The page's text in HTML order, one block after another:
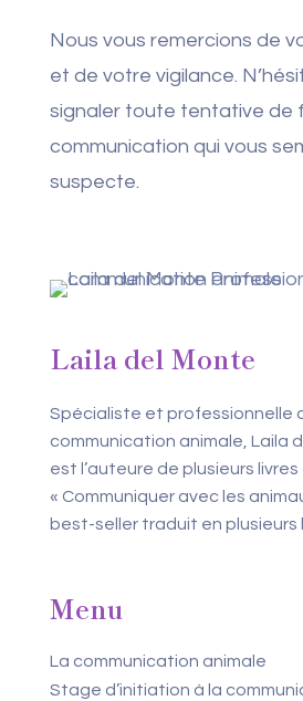
Nous vous remercions de
et de votre vigilance.
signaler toute tentative de
communication qui vous
suspecte.
Laila del Monte
Spécialiste et professionnelle
communication animale, Laila
est l’auteure de plusieurs
« Communiquer avec les
best-seller traduit en plusieurs
Menu
La communication animale
Stage d’initiation à la